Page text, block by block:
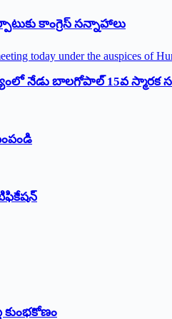
కాంగ్రెస్‌ ‌సన్నాహాలు
నేడు బాలగోపాల్‌ 15వ స్మారక
కుంభకోణం